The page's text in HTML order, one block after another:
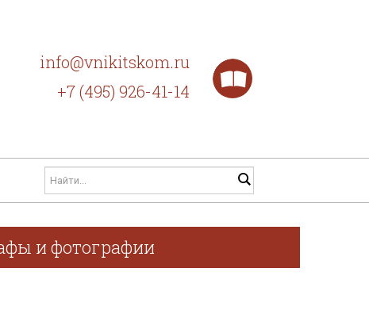
info@vnikitskom.ru
+7 (495) 926-41-14
и фотографии